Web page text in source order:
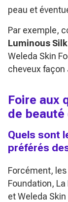
peau et
Par exemple,
Luminous
Weleda Skin
cheveux façon
Foire aux
de
Quels sont
préférés
Forcément,
Foundation, La
et Weleda Skin